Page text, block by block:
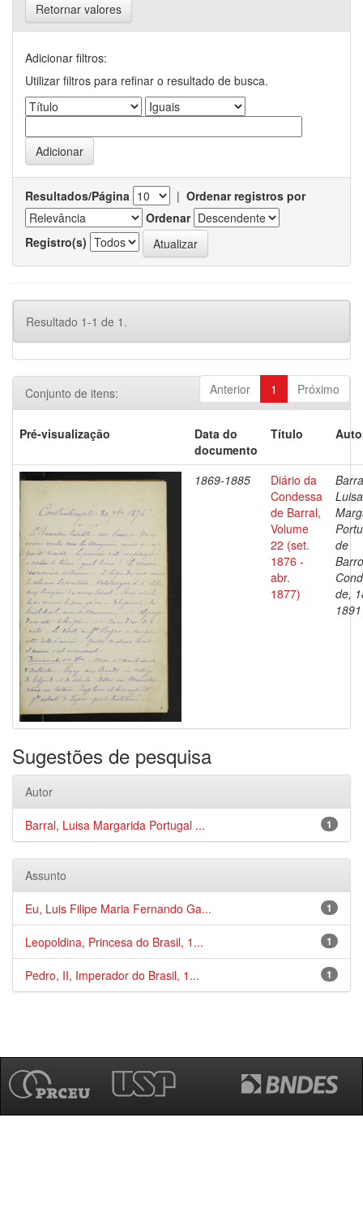
Retornar valores
Adicionar filtros:
Utilizar filtros para refinar o resultado de busca.
Resultados/Página | Ordenar registros por
Ordenar
Registro(s)
Resultado 1-1 de 1.
Anterior 1 Próximo
Conjunto de itens:
Pré-visualização
Data do
documento
Título
1869-1885
Diário da
Condessa
de Barral,
Volume
22 (set.
1876 -
abr.
1877)
Luisa
de
de,
1891
Sugestões de pesquisa
Autor
1
Barral, Luisa Margarida Portugal ...
Assunto
1
Eu, Luis Filipe Maria Fernando Ga...
1
Leopoldina, Princesa do Brasil, 1...
1
Pedro, II, Imperador do Brasil, 1...